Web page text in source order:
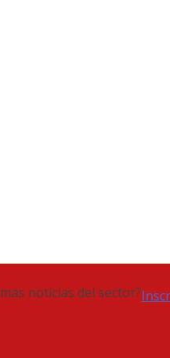
noticias del sector?